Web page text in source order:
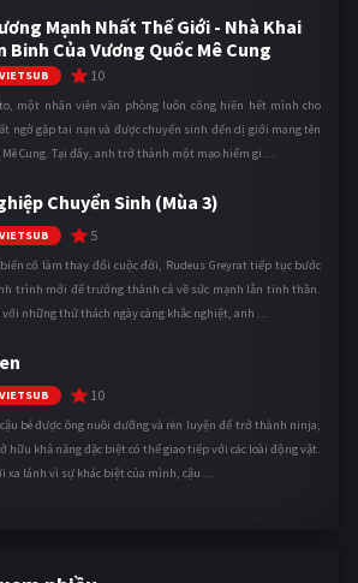
Mạnh Nhất Thế Giới - Nhà Khai
Binh Của Vương Quốc Mê Cung
10
một nhân viên văn phòng luôn cống hiến hết mình cho
ngờ gặp tai nạn và được chuyển sinh đến dị giới mang tên
Mê Cung. Tại đây, anh trở thành một mạo hiểm gi ...
Chuyển Sinh (Mùa 3)
5
cố làm thay đổi cuộc đời, Rudeus Greyrat tiếp tục bước
trình mới để trưởng thành cả về sức mạnh lẫn tinh thần.
những thử thách ngày càng khắc nghiệt, anh ...
10
bé được ông nuôi dưỡng và rèn luyện để trở thành ninja,
hữu khả năng đặc biệt có thể giao tiếp với các loài động vật.
xa lánh vì sự khác biệt của mình, cậu ...